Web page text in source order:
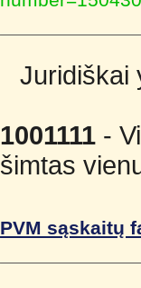
Juridiškai
1001111 -
šimtas
PVM sąskaitų